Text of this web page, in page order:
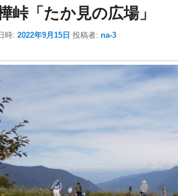
峠「たか見の広場」
時: 2022年9月15日 投稿者: na-3